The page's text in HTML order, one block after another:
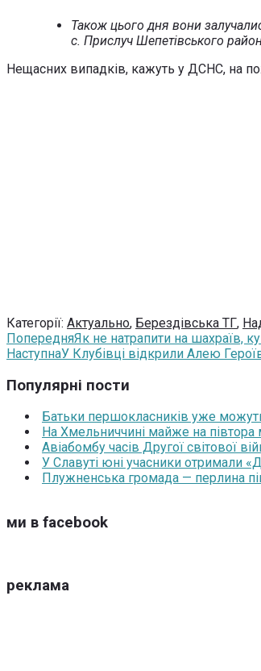
Також цього дня вони
с. Прислуч Шепетівського
Нещасних випадків, кажуть у ДСНС, на
Категорії: Актуально, Берездівська ТГ,
ПопередняЯк не натрапити на шахраїв,
НаступнаУ Клубівці відкрили Алею
Популярні пости
Батьки першокласників уже
На Хмельниччині майже на півтора
Авіабомбу часів Другої світової
У Славуті юні учасники отримали
Плужненська громада — перлина
ми в facebook
реклама